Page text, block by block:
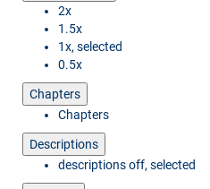
2x
1.5x
1x, selected
0.5x
Chapters
Chapters
Descriptions
descriptions off, selected